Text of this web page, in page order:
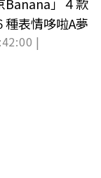
表情哆啦A夢
|